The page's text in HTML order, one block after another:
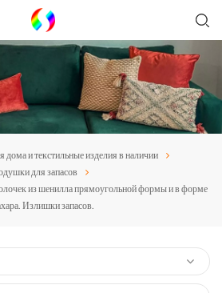
дома и текстильные изделия в наличии
для запасов
из шенилла прямоугольной формы и в форме
Излишки запасов.